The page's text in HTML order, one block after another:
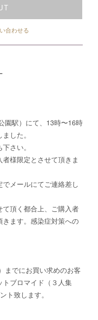
合わせる
園駅）にて、13時〜16時
した。
さい。
様限定とさせて頂きま
メールにてご連絡差し
頂く都合上、ご購入者
ます。感染症対策への
までにお買い求めのお客
ブロマイド（３人集
ト致します。